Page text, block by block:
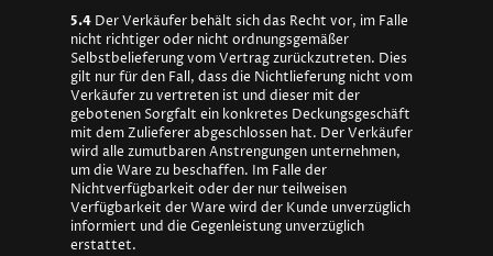
5.4 Der Verkäufer behält sich das Recht vor, im Falle
nicht richtiger oder nicht ordnungsgemäßer
Selbstbelieferung vom Vertrag zurückzutreten. Dies
gilt nur für den Fall, dass die Nichtlieferung nicht vom
Verkäufer zu vertreten ist und dieser mit der
gebotenen Sorgfalt ein konkretes Deckungsgeschäft
mit dem Zulieferer abgeschlossen hat. Der Verkäufer
wird alle zumutbaren Anstrengungen unternehmen,
um die Ware zu beschaffen. Im Falle der
Nichtverfügbarkeit oder der nur teilweisen
Verfügbarkeit der Ware wird der Kunde unverzüglich
informiert und die Gegenleistung unverzüglich
erstattet.